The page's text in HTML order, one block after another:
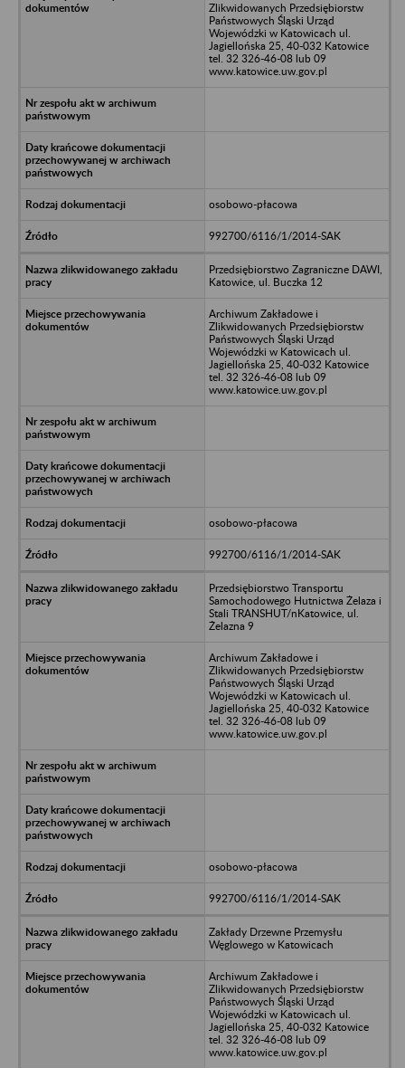
Zlikwidowanych Przedsiębiorstw
Państwowych Śląski Urząd
Wojewódzki w Katowicach ul.
Jagiellońska 25, 40-032 Katowice
tel. 32 326-46-08 lub 09
www.katowice.uw.gov.pl
osobowo-płacowa
992700/6116/1/2014-SAK
Przedsiębiorstwo Zagraniczne DAWI,
Katowice, ul. Buczka 12
Archiwum Zakładowe i
Zlikwidowanych Przedsiębiorstw
Państwowych Śląski Urząd
Wojewódzki w Katowicach ul.
Jagiellońska 25, 40-032 Katowice
tel. 32 326-46-08 lub 09
www.katowice.uw.gov.pl
osobowo-płacowa
992700/6116/1/2014-SAK
Przedsiębiorstwo Transportu
Samochodowego Hutnictwa Żelaza i
Stali TRANSHUT/nKatowice, ul.
Żelazna 9
Archiwum Zakładowe i
Zlikwidowanych Przedsiębiorstw
Państwowych Śląski Urząd
Wojewódzki w Katowicach ul.
Jagiellońska 25, 40-032 Katowice
tel. 32 326-46-08 lub 09
www.katowice.uw.gov.pl
osobowo-płacowa
992700/6116/1/2014-SAK
Zakłady Drzewne Przemysłu
Węglowego w Katowicach
Archiwum Zakładowe i
Zlikwidowanych Przedsiębiorstw
Państwowych Śląski Urząd
Wojewódzki w Katowicach ul.
Jagiellońska 25, 40-032 Katowice
tel. 32 326-46-08 lub 09
www.katowice.uw.gov.pl